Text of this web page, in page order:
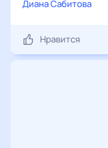
Диана Сабитова
Нравится